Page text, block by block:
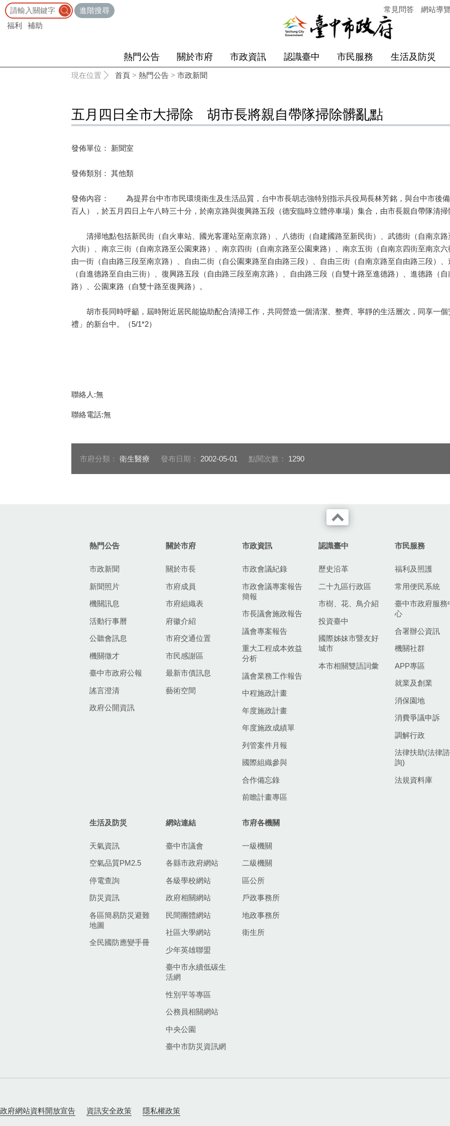
進階搜尋
福利
補助
常見問答 網站導
熱門公告 關於市府 市政資訊 認識臺中 市民服務 生活及防災
現在位置 首頁 > 熱門公告 > 市政新聞
五月四日全市大掃除 胡市長將親自帶隊掃除髒亂點
發佈單位： 新聞室
發佈類別： 其他類
發佈內容： 為提昇台中市市民環境衛生及生活品質，台中市長胡志強特別指示兵役局長林芳銘，與台中市後
百人），於五月四日上午八時三十分，於南京路與復興路五段（德安臨時立體停車場）集合，由市長親自帶隊清掃
清掃地點包括新民街（自火車站、國光客運站至南京路）、八德街（自建國路至新民街）、武德街（自南京路
六街）、南京三街（自南京路至公園東路）、南京四街（自南京路至公園東路）、南京五街（自南京四街至南京
由一街（自由路三段至南京路）、自由二街（自公園東路至自由路三段）、自由三街（自南京路至自由路三段）
（自進德路至自由三街）、復興路五段（自由路三段至南京路）、自由路三段（自雙十路至進德路）、進德路（
路）、公園東路（自雙十路至復興路）。
胡市長同時呼籲，屆時附近居民能協助配合清掃工作，共同營造一個清潔、整齊、寧靜的生活層次，同享一個
禮」的新台中。（5/1*2）
聯絡人:無
聯絡電話:無
市府分類： 衛生醫療 發布日期： 2002-05-01 點閱次數： 1290
熱門公告
市政新聞
新聞照片
機關訊息
活動行事曆
公聽會訊息
機關徵才
臺中市政府公報
謠言澄清
政府公開資訊
關於市府
關於市長
市府成員
市府組織表
府徽介紹
市府交通位置
市民感謝區
最新市債訊息
藝術空間
市政資訊
市政會議紀錄
市政會議專案報告
簡報
市長議會施政報告
議會專案報告
重大工程成本效益
分析
議會業務工作報告
中程施政計畫
年度施政計畫
年度施政成績單
列管案件月報
國際組織參與
合作備忘錄
前瞻計畫專區
認識臺中
歷史沿革
二十九區行政區
市樹、花、鳥介紹
投資臺中
國際姊妹市暨友好
城市
本市相關雙語詞彙
市民服務
福利及照護
常用便民系統
臺中市政府服務
心
合署辦公資訊
機關社群
APP專區
就業及創業
消保園地
消費爭議申訴
調解行政
法律扶助(法律諮
詢)
法規資料庫
生活及防災
天氣資訊
空氣品質PM2.5
停電查詢
防災資訊
各區簡易防災避難
地圖
全民國防應變手冊
網站連結
臺中市議會
各縣市政府網站
各級學校網站
政府相關網站
民間團體網站
社區大學網站
少年英雄聯盟
臺中市永續低碳生
活網
性別平等專區
公務員相關網站
中央公園
臺中市防災資訊網
市府各機關
一級機關
二級機關
區公所
戶政事務所
地政事務所
衛生所
政府網站資料開放宣告 資訊安全政策 隱私權政策